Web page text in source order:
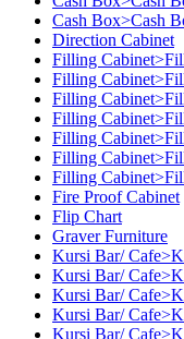
Cash Box>Cash
Direction Cabinet
Filling
Filling
Filling
Filling
Filling
Filling
Filling
Fire Proof Cabinet
Flip Chart
Graver Furniture
Kursi Bar/
Kursi Bar/
Kursi Bar/
Kursi Bar/
Kursi Bar/